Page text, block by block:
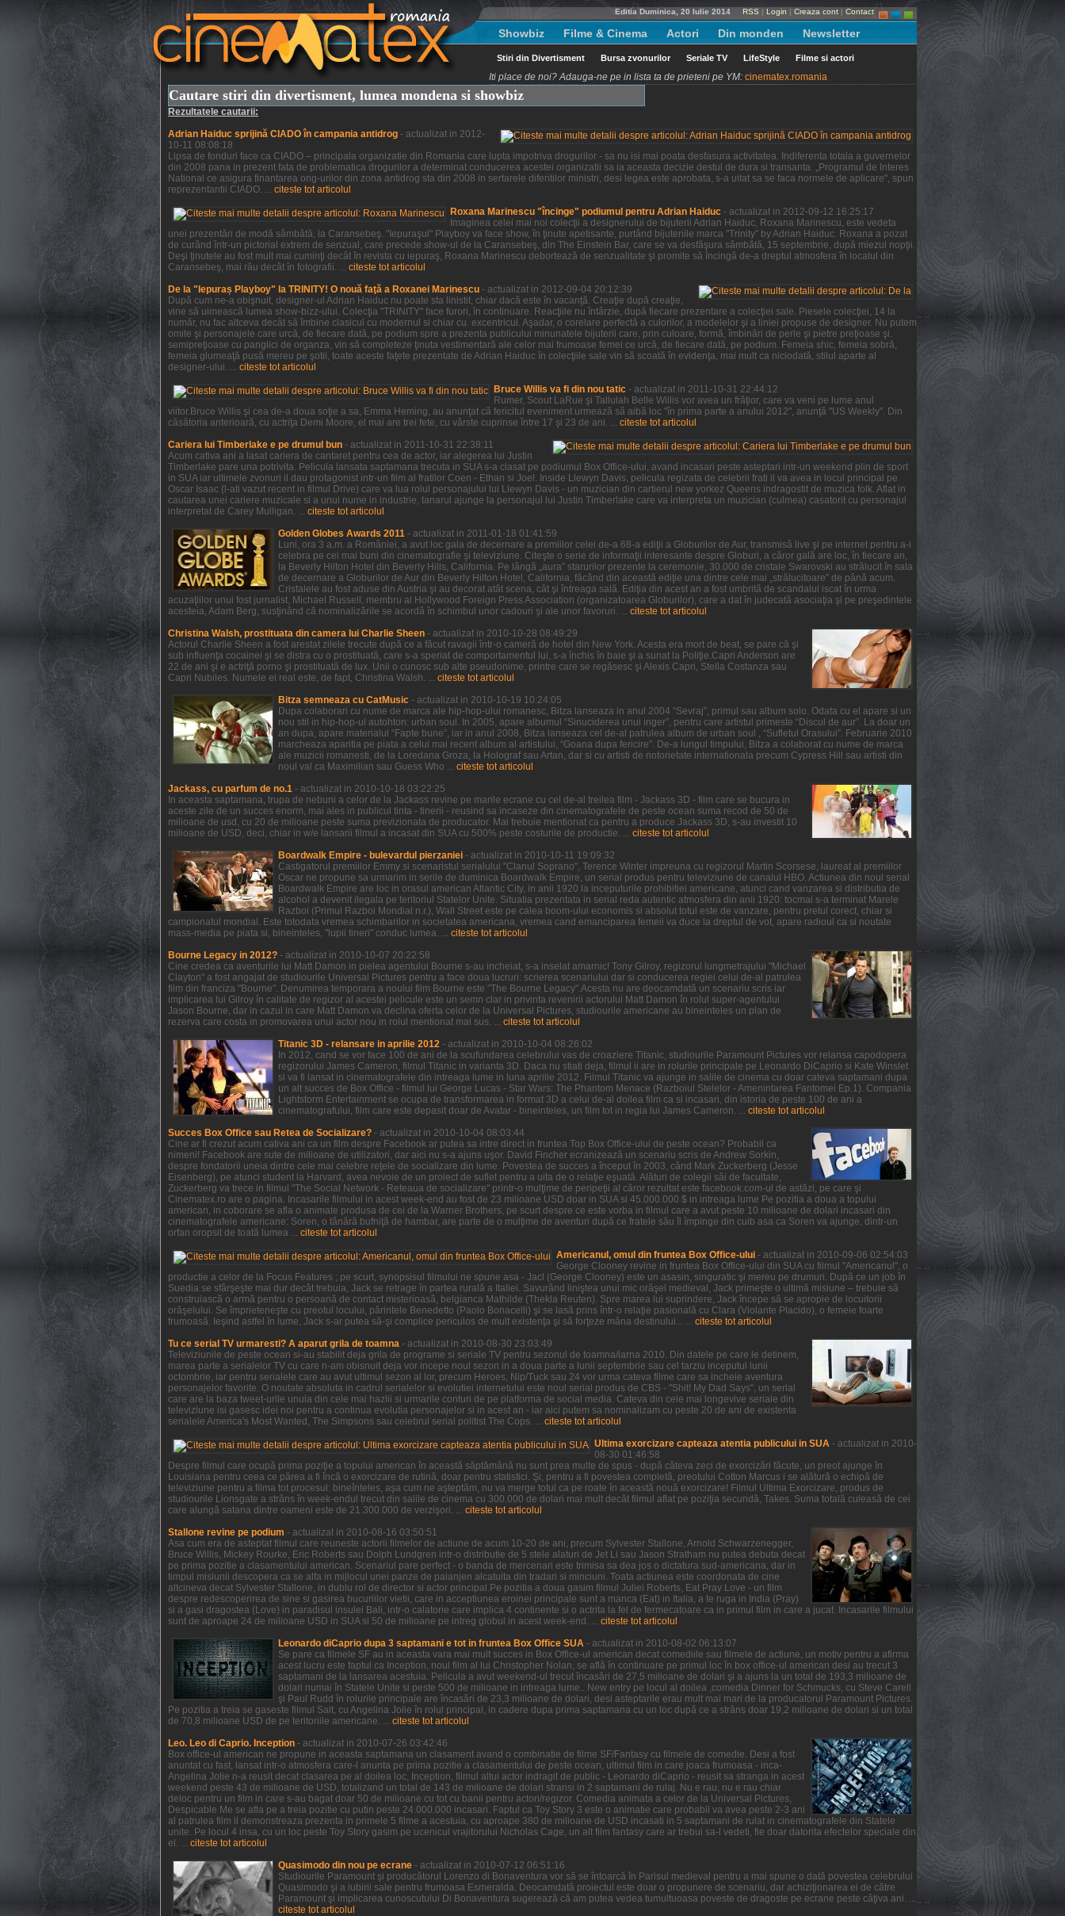
Editia Duminica, 20 Iulie 2014 RSS | Login | Creaza cont | Contact
Showbiz Filme & Cinema Actori Din monden Newsletter
Stiri din Divertisment Bursa zvonurilor Seriale TV LifeStyle Filme si actori
Iti place de noi? Adauga-ne pe in lista ta de prieteni pe YM: cinematex.romania
Cautare stiri din divertisment, lumea mondena si showbiz
Rezultatele cautarii:
Adrian Haiduc sprijină CIADO în campania antidrog - actualizat in 2012-
10-11 08:08:18
Lipsa de fonduri face ca CIADO – principala organizatie din Romania care lupta impotriva drogurilor - sa nu isi mai poata desfasura activitatea. Indiferenta totala a guvernelor
din 2008 pana in prezent fata de problematica drogurilor a determinat conducerea acestei organizatii sa ia aceasta decizie destul de dura si transanta. „Programul de Interes
National ce asigura finantarea ong-urilor din zona antidrog sta din 2008 in sertarele diferitilor ministri, desi legea este aprobata, s-a uitat sa se faca normele de aplicare", spun
reprezentantii CIADO. ... citeste tot articolul
Roxana Marinescu "încinge" podiumul pentru Adrian Haiduc - actualizat in 2012-09-12 16:25:17
Imaginea celei mai noi colecţii a designerului de bijuterii Adrian Haiduc, Roxana Marinescu, este vedeta
unei prezentări de modă sâmbătă, la Caransebeş. "Iepuraşul" Playboy va face show, în ţinute apetisante, purtând bijuteriile marca "Trinity" by Adrian Haiduc. Roxana a pozat
de curând într-un pictorial extrem de senzual, care precede show-ul de la Caransebeş, din The Einstein Bar, care se va desfăşura sâmbătă, 15 septembrie, după miezul nopţii.
Deşi ţinutele au fost mult mai cuminţi decât în revista cu iepuraş, Roxana Marinescu debortează de senzualitate şi promite să încingă de-a dreptul atmosfera în localul din
Caransebeş, mai rău decât în fotografii. ... citeste tot articolul
De la "Iepuraș Playboy" la TRINITY! O nouă faţă a Roxanei Marinescu - actualizat in 2012-09-04 20:12:39
După cum ne-a obişnuit, designer-ul Adrian Haiduc nu poate sta linistit, chiar dacă este în vacanţă. Creaţie după creaţie,
vine să uimească lumea show-bizz-ului. Colecţia "TRINITY" face furori, în continuare. Reacţiile nu întârzie, după fiecare prezentare a colecţiei sale. Piesele colecţiei, 14 la
număr, nu fac altceva decât să îmbine clasicul cu modernul si chiar cu. excentricul. Aşadar, o corelare perfectă a culorilor, a modelelor şi a liniei propuse de designer. Nu putem
omite şi personajele care urcă, de fiecare dată, pe podium spre a prezenta publicului minunatele bijuterii care, prin culoare, formă, îmbinări de perle şi pietre preţioase şi.
semipreţioase cu panglici de organza, vin să completeze ţinuta vestimentară ale celor mai frumoase femei ce urcă, de fiecare dată, pe podium. Femeia shic, femeia sobră,
femeia glumeaţă pusă mereu pe şotii, toate aceste faţete prezentate de Adrian Haiduc în colecţiile sale vin să scoată în evidenţa, mai mult ca niciodată, stilul aparte al
designer-ului. ... citeste tot articolul
Bruce Willis va fi din nou tatic - actualizat in 2011-10-31 22:44:12
Rumer, Scout LaRue şi Tallulah Belle Willis vor avea un frăţior, care va veni pe lume anul
viitor.Bruce Willis şi cea de-a doua soţie a sa, Emma Heming, au anunţat că fericitul eveniment urmează să aibă loc "în prima parte a anului 2012", anunţă "US Weekly". Din
căsătoria anterioară, cu actriţa Demi Moore, el mai are trei fete, cu vârste cuprinse între 17 şi 23 de ani. ... citeste tot articolul
Cariera lui Timberlake e pe drumul bun - actualizat in 2011-10-31 22:38:11
Acum cativa ani a lasat cariera de cantaret pentru cea de actor, iar alegerea lui Justin
Timberlake pare una potrivita. Pelicula lansata saptamana trecuta in SUA s-a clasat pe podiumul Box Office-ului, avand incasari peste asteptari intr-un weekend plin de sport
in SUA iar ultimele zvonuri il dau protagonist intr-un film al fratilor Coen - Ethan si Joel. Inside Llewyn Davis, pelicula regizata de celebrii frati il va avea in locul principal pe
Oscar Isaac (l-ati vazut recent in filmul Drive) care va lua rolul personajului lui Llewyn Davis - un muzician din cartierul new yorkez Queens indragostit de muzica folk. Aflat in
cautarea unei cariere muzicale si a unui nume in industrie, tanarul ajunge la personajul lui Justin Timberlake care va interpreta un muzician (culmea) casatorit cu personajul
interpretat de Carey Mulligan. ... citeste tot articolul
Golden Globes Awards 2011 - actualizat in 2011-01-18 01:41:59
Luni, ora 3 a.m. a României, a avut loc gala de decernare a premiilor celei de-a 68-a ediţii a Globurilor de Aur, transmisă live şi pe internet pentru a-i
celebra pe cei mai buni din cinematografie şi televiziune. Citeşte o serie de informaţii interesante despre Globuri, a căror gală are loc, în fiecare an,
la Beverly Hilton Hotel din Beverly Hills, California. Pe lângă „aura” starurilor prezente la ceremonie, 30.000 de cristale Swarovski au strălucit în sala
de decernare a Globurilor de Aur din Beverly Hilton Hotel, California, făcând din această ediţie una dintre cele mai „strălucitoare” de până acum.
Cristalele au fost aduse din Austria şi au decorat atât scena, cât şi întreaga sală. Ediţia din acest an a fost umbrită de scandalul iscat în urma
acuzaţiilor unui fost jurnalist, Michael Russell, membru al Hollywood Foreign Press Association (organizatoarea Globurilor), care a dat în judecată asociaţia şi pe preşedintele
acesteia, Adam Berg, susţinând că nominalizările se acordă în schimbul unor cadouri şi ale unor favoruri. ... citeste tot articolul
Christina Walsh, prostituata din camera lui Charlie Sheen - actualizat in 2010-10-28 08:49:29
Actorul Charlie Sheen a fost arestat zilele trecute după ce a făcut ravagii într-o cameră de hotel din New York. Acesta era mort de beat, se pare că şi
sub influenţa cocainei şi se distra cu o prostituată, care s-a speriat de comportamentul lui, s-a închis în baie şi a sunat la Poliţie.Capri Anderson are
22 de ani şi e actriţă porno şi prostituată de lux. Unii o cunosc sub alte pseudonime, printre care se regăsesc şi Alexis Capri, Stella Costanza sau
Capri Nubiles. Numele ei real este, de fapt, Christina Walsh. ... citeste tot articolul
Bitza semneaza cu CatMusic - actualizat in 2010-10-19 10:24:05
Dupa colaborari cu nume de marca ale hip-hop-ului romanesc, Bitza lanseaza in anul 2004 “Sevraj”, primul sau album solo. Odata cu el apare si un
nou stil in hip-hop-ul autohton: urban soul. In 2005, apare albumul “Sinuciderea unui inger”, pentru care artistul primeste “Discul de aur”. La doar un
an dupa, apare materialul “Fapte bune”, iar in anul 2008, Bitza lanseaza cel de-al patrulea album de urban soul , “Sufletul Orasului”. Februarie 2010
marcheaza aparitia pe piata a celui mai recent album al artistului, “Goana dupa fericire”. De-a lungul timpului, Bitza a colaborat cu nume de marca
ale muzicii romanesti, de la Loredana Groza, la Holograf sau Artan, dar si cu artisti de notorietate internationala precum Cypress Hill sau artisti din
noul val ca Maximilian sau Guess Who ... citeste tot articolul
Jackass, cu parfum de no.1 - actualizat in 2010-10-18 03:22:25
In aceasta saptamana, trupa de nebuni a celor de la Jackass revine pe marile ecrane cu cel de-al treilea film - Jackass 3D - film care se bucura in
aceste zile de un succes enorm, mai ales in publicul tinta - tinerii - reusind sa incaseze din cinematografele de peste ocean suma recod de 50 de
milioane de usd, cu 20 de milioane peste suma previzionata de producator. Mai trebuie mentionat ca pentru a produce Jackass 3D, s-au investit 10
milioane de USD, deci, chiar in w/e lansarii filmul a incasat din SUA cu 500% peste costurile de productie. ... citeste tot articolul
Boardwalk Empire - bulevardul pierzaniei - actualizat in 2010-10-11 19:09:32
Castigatorul premiilor Emmy si scenaristul serialului "Clanul Soprano", Terence Winter impreuna cu regizorul Martin Scorsese, laureat al premiilor
Oscar ne propune sa urmarim in serile de duminica Boardwalk Empire, un serial produs pentru televiziune de canalul HBO. Actiunea din noul serial
Boardwalk Empire are loc in orasul american Atlantic City, in anii 1920 la inceputurile prohibitiei americane, atunci cand vanzarea si distributia de
alcohol a devenit ilegala pe teritoriul Statelor Unite. Situatia prezentata in serial reda autentic atmosfera din anii 1920: tocmai s-a terminat Marele
Razboi (Primul Razboi Mondial n.r.), Wall Street este pe calea boom-ului economis si absolut totul este de vanzare, pentru pretul corect, chiar si
campionatul mondial. Este totodata vremea schimbarilor in societatea americana, vremea cand emanciparea femeii va duce la dreptul de vot, apare radioul ca si noutate
mass-media pe piata si, bineinteles, "lupii tineri" conduc lumea. ... citeste tot articolul
Bourne Legacy in 2012? - actualizat in 2010-10-07 20:22:58
Cine credea ca aventurile lui Matt Damon in pielea agentului Bourne s-au incheiat, s-a inselat amarnic! Tony Gilroy, regizorul lungmetrajului "Michael
Clayton" a fost angajat de studiourile Universal Pictures pentru a face doua lucruri: scrierea scenariului dar si conducerea regiei celui de-al patrulea
film din franciza "Bourne". Denumirea temporara a noului film Bourne este "The Bourne Legacy".Acesta nu are deocamdată un scenariu scris iar
implicarea lui Gilroy în calitate de regizor al acestei pelicule este un semn clar in privinta revenirii actorului Matt Damon în rolul super-agentului
Jason Bourne, dar in cazul in care Matt Damon va declina oferta celor de la Universal Pictures, studiourile americane au bineinteles un plan de
rezerva care costa in promovarea unui actor nou in rolul mentionat mai sus. ... citeste tot articolul
Titanic 3D - relansare in aprilie 2012 - actualizat in 2010-10-04 08:26:02
In 2012, cand se vor face 100 de ani de la scufundarea celebrului vas de croaziere Titanic, studiourile Paramount Pictures vor relansa capodopera
regizorului James Cameron, filmul Titanic in varianta 3D. Daca nu stiati deja, filmul ii are in rolurile principale pe Leonardo DiCaprio si Kate Winslet
si va fi lansat in cinematografele din intreaga lume in luna aprilie 2012. Filmul Titanic va ajunge in salile de cinema cu doar cateva saptamani dupa
un alt succes de Box Office - filmul lui George Lucas - Star Wars: The Phantom Menace (Razboiul Stelelor - Amenintarea Fantomei Ep.1). Compania
Lightstorm Entertainment se ocupa de transformarea in format 3D a celui de-al doilea film ca si incasari, din istoria de peste 100 de ani a
cinematografului, film care este depasit doar de Avatar - bineinteles, un film tot in regia lui James Cameron. ... citeste tot articolul
Succes Box Office sau Retea de Socializare? - actualizat in 2010-10-04 08:03:44
Cine ar fi crezut acum cativa ani ca un film despre Facebook ar putea sa intre direct in fruntea Top Box Office-ului de peste ocean? Probabil ca
nimeni! Facebook are sute de milioane de utilizatori, dar aici nu s-a ajuns uşor. David Fincher ecranizează un scenariu scris de Andrew Sorkin,
despre fondatorii uneia dintre cele mai celebre reţele de socializare din lume. Povestea de succes a început în 2003, când Mark Zuckerberg (Jesse
Eisenberg), pe atunci student la Harvard, avea nevoie de un proiect de suflet pentru a uita de o relaţie eşuată. Alături de colegii săi de facultate,
Zuckerberg va trece in filmul "The Social Network - Reteaua de socializare" printr-o mulţime de peripeţii al căror rezultat este facebook.com-ul de astăzi, pe care şi
Cinematex.ro are o pagina. Incasarile filmului in acest week-end au fost de 23 milioane USD doar in SUA si 45.000.000 $ in intreaga lume Pe pozitia a doua a topului
american, in coborare se afla o animate produsa de cei de la Warner Brothers, pe scurt despre ce este vorba in filmul care a avut peste 10 milioane de dolari incasari din
cinematografele americane: Soren, o tânără bufniţă de hambar, are parte de o mulţime de aventuri după ce fratele său îl împinge din cuib asa ca Soren va ajunge, dintr-un
orfan oropsit de toată lumea ... citeste tot articolul
Americanul, omul din fruntea Box Office-ului - actualizat in 2010-09-06 02:54:03
George Clooney revine in fruntea Box Office-ului din SUA cu filmul "Americanul", o
productie a celor de la Focus Features ; pe scurt, synopsisul filmului ne spune asa - Jacl (George Clooney) este un asasin, singuratic şi mereu pe drumuri. După ce un job în
Suedia se sfârşeşte mai dur decât trebuia, Jack se retrage în partea rurală a Italiei. Savurând liniştea unui mic orăşel medieval, Jack primeşte o ultimă misiune – trebuie să
construiască o armă pentru o persoană de contact misterioasă, belgianca Mathilde (Thekla Reuten). Spre marea lui suprindere, Jack începe să se apropie de locuitorii
orăşelului. Se împrieteneşte cu preotul locului, părintele Benedetto (Paolo Bonacelli) şi se lasă prins într-o relaţie pasională cu Clara (Violante Placido), o femeie foarte
frumoasă. Ieşind astfel în lume, Jack s-ar putea să-şi complice periculos de mult existenţa şi să forţeze mâna destinului... ... citeste tot articolul
Tu ce serial TV urmaresti? A aparut grila de toamna - actualizat in 2010-08-30 23:03:49
Televiziunile de peste ocean si-au stabilit deja grila de programe si seriale TV pentru sezonul de toamna/iarna 2010. Din datele pe care le detinem,
marea parte a serialelor TV cu care n-am obisnuit deja vor incepe noul sezon in a doua parte a lunii septembrie sau cel tarziu inceputul lunii
octombrie, iar pentru serialele care au avut ultimul sezon al lor, precum Heroes, Nip/Tuck sau 24 vor urma cateva filme care sa incheie aventura
personajelor favorite. O noutate absoluta in cadrul serialelor si evolutiei internetului este noul serial produs de CBS - "Shit! My Dad Says", un serial
care are la baza tweet-urile unuia din cele mai hazlii si urmarile conturi de pe platforma de social media. Cateva din cele mai longevive seriale din
televiziune isi gasesc idei noi pentru a continua evolutia personajelor si in acest an - iar aici putem sa nominalizam cu peste 20 de ani de existenta
serialele America's Most Wanted, The Simpsons sau celebrul serial politist The Cops. ... citeste tot articolul
Ultima exorcizare capteaza atentia publicului in SUA - actualizat in 2010-
08-30 01:46:58
Despre filmul care ocupă prima poziţie a topului american în această săptămână nu sunt prea multe de spus - după câteva zeci de exorcizări făcute, un preot ajunge în
Louisiana pentru ceea ce părea a fi încă o exorcizare de rutină, doar pentru statistici. Şi, pentru a fi povestea completă, preotului Cotton Marcus i se alătură o echipă de
televiziune pentru a filma tot procesul: bineînteles, aşa cum ne aşteptăm, nu va merge totul ca pe roate în această nouă exorcizare! Filmul Ultima Exorcizare, produs de
studiourile Lionsgate a strâns în week-endul trecut din salile de cinema cu 300.000 de dolari mai mult decât filmul aflat pe poziţia secundă, Takes. Suma totală culeasă de cei
care alungă satana dintre oameni este de 21.300.000 de verzişori. ... citeste tot articolul
Stallone revine pe podium - actualizat in 2010-08-16 03:50:51
Asa cum era de asteptat filmul care reuneste actorii filmelor de actiune de acum 10-20 de ani, precum Sylvester Stallone, Arnold Schwarzenegger,
Bruce Willis, Mickey Rourke, Eric Roberts sau Dolph Lundgren intr-o distributie de 5 stele alaturi de Jet Li sau Jason Stratham nu putea debuta decat
pe prima pozitie a clasamentului american. Scenariul pare perfect - o banda de mercenari este trimisa sa dea jos o dictatura sud-americana, dar in
timpul misiunii descopera ca se alfa in mijlocul unei panze de paianjen alcatuita din tradari si minciuni. Toata actiunea este coordonata de cine
altcineva decat Sylvester Stallone, in dublu rol de director si actor principal.Pe pozitia a doua gasim filmul Juliei Roberts, Eat Pray Love - un film
despre redescoperirea de sine si gasirea bucuriilor vietii, care in acceptiunea eroinei principale sunt a manca (Eat) in Italia, a te ruga in India (Pray)
si a gasi dragostea (Love) in paradisul insulei Bali, intr-o calatorie care implica 4 continente si o actrita la fel de fermecatoare ca in primul film in care a jucat. Incasarile filmului
sunt de aproape 24 de milioane USD in SUA si 50 de milioane pe intreg globul in acest week-end. ... citeste tot articolul
Leonardo diCaprio dupa 3 saptamani e tot in fruntea Box Office SUA - actualizat in 2010-08-02 06:13:07
Se pare ca filmele SF au in aceasta vara mai mult succes in Box Office-ul american decat comediile sau filmele de actiune, un motiv pentru a afirma
acest lucru este faptul ca Inception, noul film al lui Christopher Nolan, se află în continuare pe primul loc în box office-ul american desi au trecut 3
saptamani de la lansarea acestuia. Pelicula a avut weekend-ul trecut încasări de 27,5 milioane de dolari şi a ajuns la un total de 193,3 milioane de
dolari numai în Statele Unite si peste 500 de milioane in intreaga lume.. New entry pe locul al doilea ,comedia Dinner for Schmucks, cu Steve Carell
şi Paul Rudd în rolurile principale are încasări de 23,3 milioane de dolari, desi asteptarile erau mult mai mari de la producatorul Paramount Pictures.
Pe pozitia a treia se gaseste filmul Salt, cu Angelina Jolie în rolul principal, in cadere dupa prima saptamana cu un loc după ce a strâns doar 19,2 milioane de dolari si un total
de 70,8 milioane USD de pe teritoriile americane. ... citeste tot articolul
Leo. Leo di Caprio. Inception - actualizat in 2010-07-26 03:42:46
Box office-ul american ne propune in aceasta saptamana un clasament avand o combinatie de filme SF/Fantasy cu filmele de comedie. Desi a fost
anuntat cu fast, lansat intr-o atmosfera care-l anunta pe prima pozitie a clasamentului de peste ocean, ultimul film in care joaca frumoasa - inca-
Angelina Jolie n-a reusit decat clasarea pe al doilea loc, Inception, filmul altui actor indragit de public - Leonardo diCaprio - reusit sa stranga in acest
weekend peste 43 de milioane de USD, totalizand un total de 143 de milioane de dolari stransi in 2 saptamani de rulaj. Nu e rau, nu e rau chiar
deloc pentru un film in care s-au bagat doar 50 de milioane cu tot cu banii pentru actori/regizor. Comedia animata a celor de la Universal Pictures,
Despicable Me se afla pe a treia pozitie cu putin peste 24.000.000 incasari. Faptul ca Toy Story 3 este o animatie care probabil va avea peste 2-3 ani
al patrulea film il demonstreaza prezenta in primele 5 filme a acestuia, cu aproape 380 de milioane de USD incasati in 5 saptamani de rulat in cinematografele din Statele
unite. Pe locul 4 insa, cu un loc peste Toy Story gasim pe ucenicul vrajitorului Nicholas Cage, un alt film fantasy care ar trebui sa-l vedeti, fie doar datorita efectelor speciale din
el. ... citeste tot articolul
Quasimodo din nou pe ecrane - actualizat in 2010-07-12 06:51:16
Studiourile Paramount şi producătorul Lorenzo di Bonaventura vor să se întoarcă în Parisul medieval pentru a mai spune o dată povestea celebrului
Quasimodo şi a iubirii sale pentru frumoasa Esmeralda. Deocamdată proiectul este doar o propunere de scenariu, dar achiziţionarea ei de către
Paramount şi implicarea cunoscutului Di Bonaventura sugerează că am putea vedea tumultuoasa poveste de dragoste pe ecrane peste câţiva ani. ...
citeste tot articolul